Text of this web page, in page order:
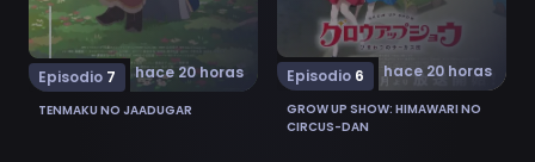
hace 20 horas
Episodio 7
TENMAKU NO JAADUGAR
hace 20 horas
Episodio 6
GROW UP SHOW: HIMAWARI NO
CIRCUS-DAN